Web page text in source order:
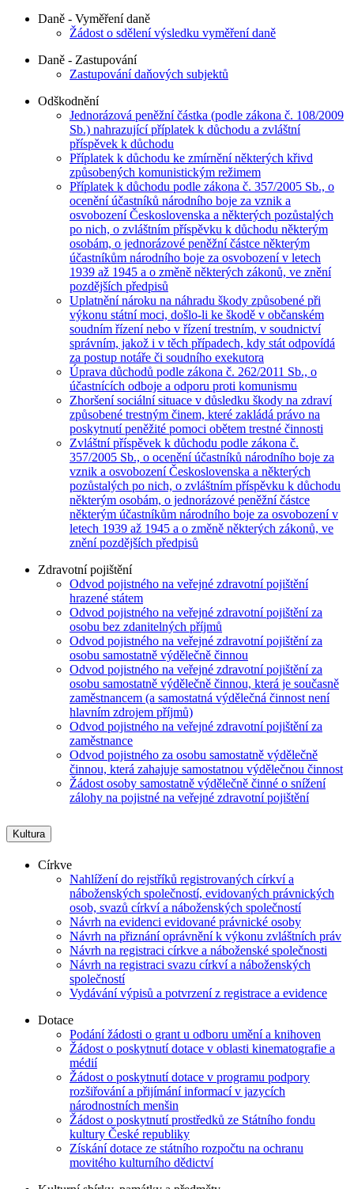
Daně - Vyměření daně
Žádost o sdělení výsledku vyměření daně
Daně - Zastupování
Zastupování daňových subjektů
Odškodnění
Jednorázová peněžní částka (podle zákona č. 108/2009
Sb.) nahrazující příplatek k důchodu a zvláštní
příspěvek k důchodu
Příplatek k důchodu ke zmírnění některých křivd
způsobených komunistickým režimem
Příplatek k důchodu podle zákona č. 357/2005 Sb., o
ocenění účastníků národního boje za vznik a
osvobození Československa a některých pozůstalých
po nich, o zvláštním příspěvku k důchodu některým
osobám, o jednorázové peněžní částce některým
účastníkům národního boje za osvobození v letech
1939 až 1945 a o změně některých zákonů, ve znění
pozdějších předpisů
Uplatnění nároku na náhradu škody způsobené při
výkonu státní moci, došlo-li ke škodě v občanském
soudním řízení nebo v řízení trestním, v soudnictví
správním, jakož i v těch případech, kdy stát odpovídá
za postup notáře či soudního exekutora
Úprava důchodů podle zákona č. 262/2011 Sb., o
účastnících odboje a odporu proti komunismu
Zhoršení sociální situace v důsledku škody na zdraví
způsobené trestným činem, které zakládá právo na
poskytnutí peněžité pomoci obětem trestné činnosti
Zvláštní příspěvek k důchodu podle zákona č.
357/2005 Sb., o ocenění účastníků národního boje za
vznik a osvobození Československa a některých
pozůstalých po nich, o zvláštním příspěvku k důchodu
některým osobám, o jednorázové peněžní částce
některým účastníkům národního boje za osvobození v
letech 1939 až 1945 a o změně některých zákonů, ve
znění pozdějších předpisů
Zdravotní pojištění
Odvod pojistného na veřejné zdravotní pojištění
hrazené státem
Odvod pojistného na veřejné zdravotní pojištění za
osobu bez zdanitelných příjmů
Odvod pojistného na veřejné zdravotní pojištění za
osobu samostatně výdělečně činnou
Odvod pojistného na veřejné zdravotní pojištění za
osobu samostatně výdělečně činnou, která je současně
zaměstnancem (a samostatná výdělečná činnost není
hlavním zdrojem příjmů)
Odvod pojistného na veřejné zdravotní pojištění za
zaměstnance
Odvod pojistného za osobu samostatně výdělečně
činnou, která zahajuje samostatnou výdělečnou činnost
Žádost osoby samostatně výdělečně činné o snížení
zálohy na pojistné na veřejné zdravotní pojištění
Kultura
Církve
Nahlížení do rejstříků registrovaných církví a
náboženských společností, evidovaných právnických
osob, svazů církví a náboženských společností
Návrh na evidenci evidované právnické osoby
Návrh na přiznání oprávnění k výkonu zvláštních práv
Návrh na registraci církve a náboženské společnosti
Návrh na registraci svazu církví a náboženských
společností
Vydávání výpisů a potvrzení z registrace a evidence
Dotace
Podání žádosti o grant u odboru umění a knihoven
Žádost o poskytnutí dotace v oblasti kinematografie a
médií
Žádost o poskytnutí dotace v programu podpory
rozšiřování a přijímání informací v jazycích
národnostních menšin
Žádost o poskytnutí prostředků ze Státního fondu
kultury České republiky
Získání dotace ze státního rozpočtu na ochranu
movitého kulturního dědictví